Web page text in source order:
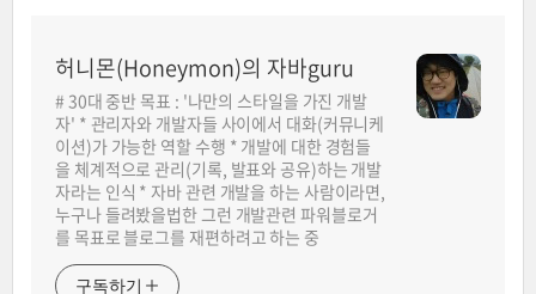
허니몬(Honeymon)의 자바guru
# 30대 중반 목표 : '나만의 스타일을 가진 개발
자' * 관리자와 개발자들 사이에서 대화(커뮤니케
이션)가 가능한 역할 수행 * 개발에 대한 경험들
을 체계적으로 관리(기록, 발표와 공유)하는 개발
자라는 인식 * 자바 관련 개발을 하는 사람이라면,
누구나 들려봤을법한 그런 개발관련 파워블로거
를 목표로 블로그를 재편하려고 하는 중
구독하기